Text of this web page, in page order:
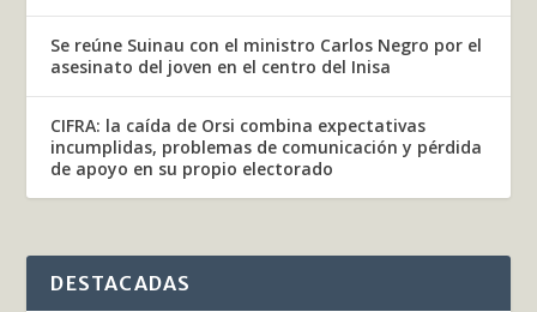
Se reúne Suinau con el ministro Carlos Negro por el
asesinato del joven en el centro del Inisa
CIFRA: la caída de Orsi combina expectativas
incumplidas, problemas de comunicación y pérdida
de apoyo en su propio electorado
DESTACADAS